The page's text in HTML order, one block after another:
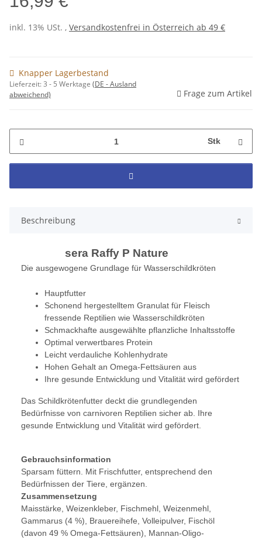
inkl. 13% USt. , Versandkostenfrei in Österreich ab 49 €
Knapper Lagerbestand
Lieferzeit:3 - 5 Werktage (DE - Ausland
abweichend)
Frage zum Artikel
Stk
Beschreibung
sera Raffy P Nature
Die ausgewogene Grundlage für Wasserschildkröten
Hauptfutter
Schonend hergestelltem Granulat für Fleisch
fressende Reptilien wie Wasserschildkröten
Schmackhafte ausgewählte pflanzliche Inhaltsstoffe
Optimal verwertbares Protein
Leicht verdauliche Kohlenhydrate
Hohen Gehalt an Omega-Fettsäuren aus
Ihre gesunde Entwicklung und Vitalität wird gefördert
Das Schildkrötenfutter deckt die grundlegenden
Bedürfnisse von carnivoren Reptilien sicher ab. Ihre
gesunde Entwicklung und Vitalität wird gefördert.
Gebrauchsinformation
Sparsam füttern. Mit Frischfutter, entsprechend den
Bedürfnissen der Tiere, ergänzen.
Zusammensetzung
Maisstärke, Weizenkleber, Fischmehl, Weizen­mehl,
Gammarus (4 %), Brauerei­hefe, Volleipulver, Fischöl
(davon 49 % Omega-Fettsäuren), Mannan-Oligo­